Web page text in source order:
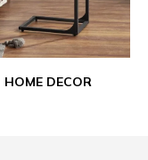
HOME DECOR